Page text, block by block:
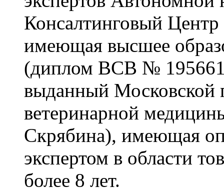
Консалтинговый Центр
имеющая высшее
(диплом ВСВ №
выданный Московской
ветеринарной
Скрябина), имеющая
экспертом в области
более 8 лет.